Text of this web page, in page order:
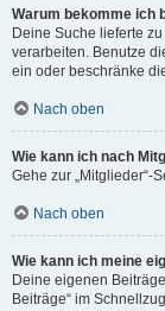
Warum bekomme ich
Deine Suche lieferte
verarbeiten. Benutze
ein oder beschränke
Nach oben
Wie kann ich nach
Gehe zur „Mitglieder“-
Nach oben
Wie kann ich meine
Deine eigenen
Beiträge“ im